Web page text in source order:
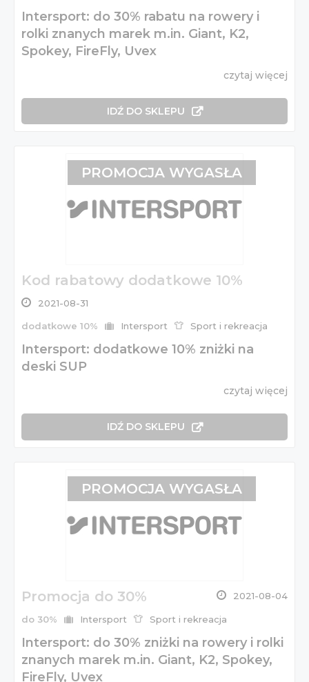
Intersport: do 30% rabatu na rowery i
rolki znanych marek m.in. Giant, K2,
Spokey, FireFly, Uvex
czytaj więcej
IDŹ DO SKLEPU
Kod rabatowy dodatkowe 10%
2021-08-31
dodatkowe 10% Intersport Sport i rekreacja
Intersport: dodatkowe 10% zniżki na
deski SUP
czytaj więcej
IDŹ DO SKLEPU
PROMOCJA WYGASŁA
Promocja do 30% 2021-08-04
do 30% Intersport Sport i rekreacja
Intersport: do 30% zniżki na rowery i rolki
znanych marek m.in. Giant, K2, Spokey,
FireFly, Uvex
PROMOCJA WYGASŁA